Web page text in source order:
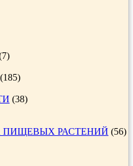
(185)
(38)
ПИЩЕВЫХ РАСТЕНИЙ (56)